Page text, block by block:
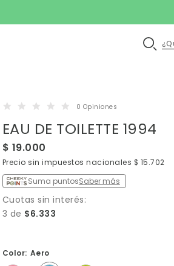
0 Opiniones
EAU DE TOILETTE 1994
$ 19.000
Precio sin impuestos nacionales $ 15.702
Suma puntosSaber más
Cuotas sin interés:
3 de $6.333
Color: Aero